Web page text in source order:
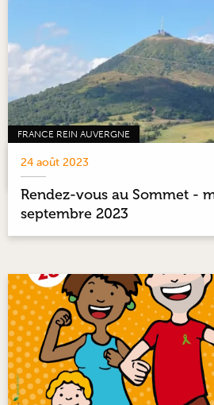
FRANCE REIN AUVERGNE
24 août 2023
Rendez-vous au Sommet -
septembre 2023